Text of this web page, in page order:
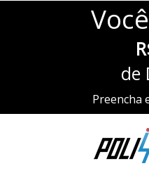
Você
de
Preencha